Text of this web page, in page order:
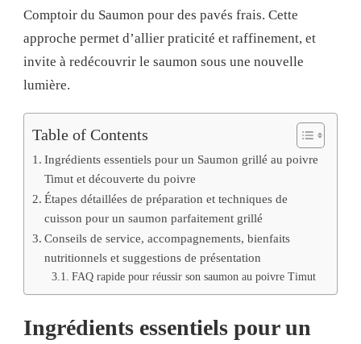
Comptoir du Saumon pour des pavés frais. Cette
approche permet d’allier praticité et raffinement, et
invite à redécouvrir le saumon sous une nouvelle
lumière.
Table of Contents
Ingrédients essentiels pour un Saumon grillé au poivre
Timut et découverte du poivre
Étapes détaillées de préparation et techniques de
cuisson pour un saumon parfaitement grillé
Conseils de service, accompagnements, bienfaits
nutritionnels et suggestions de présentation
FAQ rapide pour réussir son saumon au poivre Timut
Ingrédients essentiels pour un